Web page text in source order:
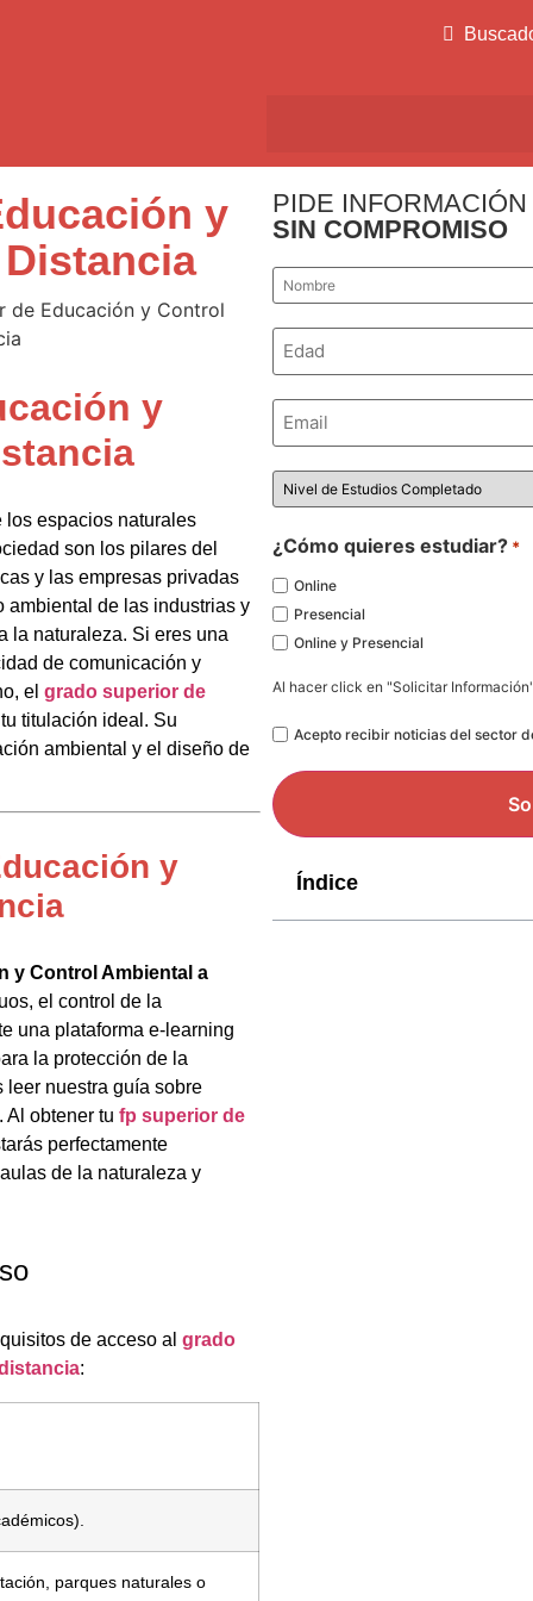
y
y
los espacios naturales
son los pilares del
y las empresas privadas
ambiental de las industrias y
la naturaleza. Si eres una
de comunicación y
el grado superior de
titulación ideal. Su
ambiental y el diseño de
y
y Control Ambiental a
el control de la
una plataforma e-learning
la protección de la
leer nuestra guía sobre
. Al obtener tu fp superior de
perfectamente
de la naturaleza y
de acceso al grado
:
parques naturales o
PIDE INFORMACIÓN
SIN COMPROMISO
Nombre
Número
Email
Nivel
de
¿Cómo quieres estudiar? *
Online
Presencial
Online y Presencial
Al hacer click en "Solicitar
LegalAcepto recibir noticias del sector
Índice